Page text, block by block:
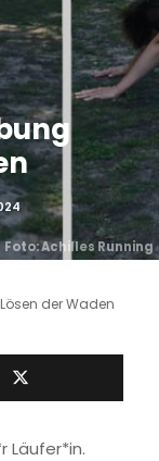
Foto: Achilles Running
der Waden
Läufer*in.